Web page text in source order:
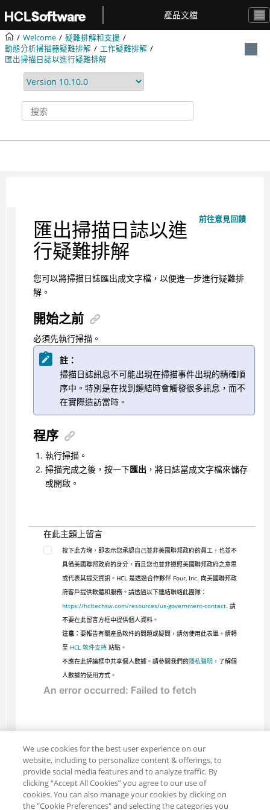
產品文檔
Welcome
疑難排解和支援
動態分析掃描器疑難排解
工作疑難排解
匯出掃描日誌以進行疑難排解
前往意見回饋
匯出掃描日誌以進
行疑難排解
您可以將掃描日誌匯出成文字檔，以便進一步進行疑難排
解。
開始之前
必須先執行掃描。
註：
掃描日誌訊息不可能出現在掃描事件出現的精確順
序中。特別是在找到鏈結時會觸發很多訊息，而不
在實際造訪當時。
程序
執行掃描。
掃描完成之後，按一下匯出 ，將日誌當成文字檔來儲存
或開啟。
在此主題上留言
按下此方塊，即表示您承認自己並非美國聯邦政府的員工，也並不
具備美國聯邦政府的身分，而且您也並非遵照美國聯邦政府之意思
或代表其提交資訊。HCL 是透過合作夥伴 Four, Inc. 向美國聯邦政
府客戶提供軟體和服務。請透過以下連結聯絡此團隊：
https://hcltechsw.com/resources/us-government-contact. 請
不要在此留言方框中提供個人資料。
注意： 要報告有關產品軟件的問題或疑問，請勿使用此表單。請轉
至 HCL 軟件支持站點。
不應在此評論框中共享個人數據。請參閱我們的隱私聲明 ，了解個
人數據的使用方式。
We use cookies for the best user experience on our
website, including to personalize content & offerings, to
provide social media features and to analyze traffic. By
clicking “Accept All Cookies” you agree to our use of
cookies. You can also manage your cookies by clicking on
the "Cookie Preferences" and selecting the categories you